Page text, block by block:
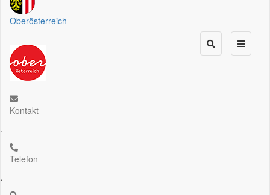
Oberösterreich
Kontakt
.
Telefon
.